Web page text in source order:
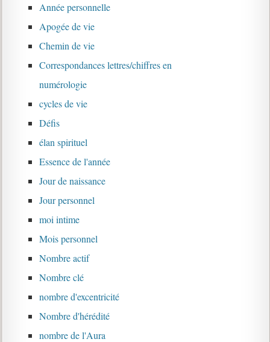
Année personnelle
Apogée de vie
Chemin de vie
Correspondances lettres/chiffres en
numérologie
cycles de vie
Défis
élan spirituel
Essence de l'année
Jour de naissance
Jour personnel
moi intime
Mois personnel
Nombre actif
Nombre clé
nombre d'excentricité
Nombre d'hérédité
nombre de l'Aura